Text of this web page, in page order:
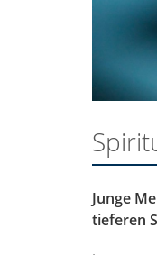
Junge
tieferen